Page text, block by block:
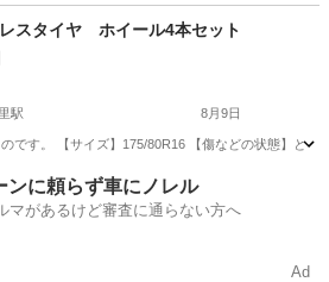
アクセサリー
スタイヤ ホイール4本セット
駅 8月9日
です。 【サイズ】175/80R16 【傷などの状態】と
里駅 タイヤ、ホイール
ンに頼らず車にノレル
マがあるけど審査に通らない方へ
Ad